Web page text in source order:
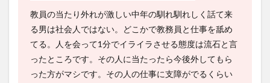
教員の当たり外れが激しい中年の馴れ馴れしく話て来
る男は社会人ではない。どこかで教務員と仕事を舐め
てる。人を会って1分でイライラさせる態度は流石と言
ったところです。その人に当たったら今後外してもら
った方がマシです。その人の仕事に支障がでるくらい